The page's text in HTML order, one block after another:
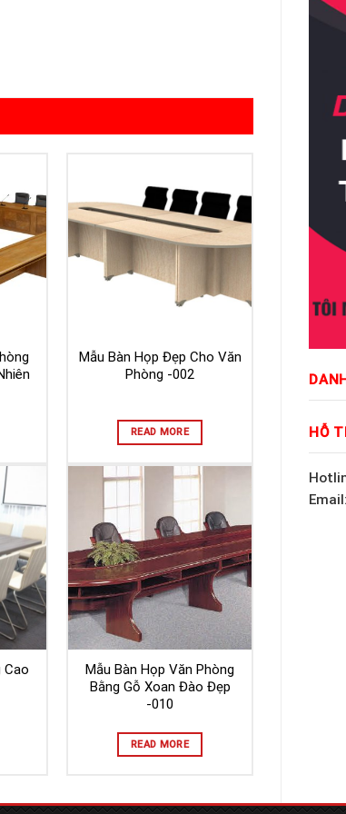
HỖ
Mẫu Bàn Họp Đẹp Cho Văn
Phòng -002
READ MORE
Cao
Mẫu Bàn Họp Văn Phòng
Bằng Gỗ Xoan Đào Đẹp
-010
READ MORE